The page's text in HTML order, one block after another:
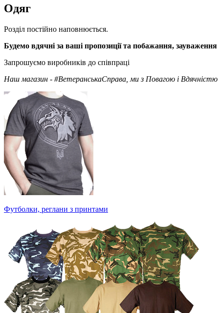
Одяг
Розділ постійно наповнюється.
Будемо вдячні за ваші пропозиції та побажання, зауваження
Запрошуємо виробників до співпраці
Наш магазин - #ВетеранськаСправа, ми з Повагою і Вдячністю
Футболки, реглани з принтами